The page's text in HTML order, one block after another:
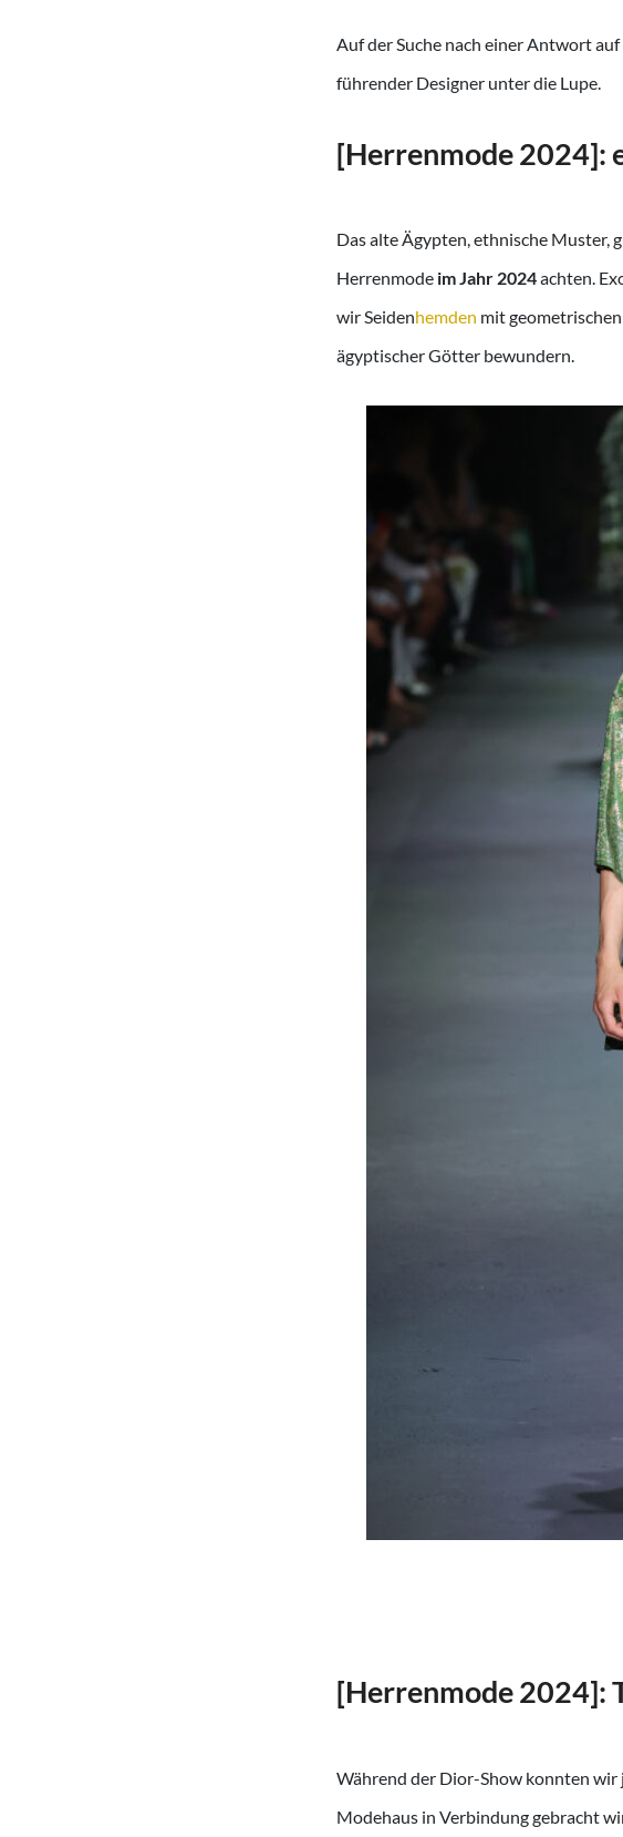
Auf der Suche nach einer Antwort
führender Designer unter die Lupe.
[Herrenmode 2024]:
Das alte Ägypten, ethnische Muster,
Herrenmode im Jahr 2024achten.
wir Seidenhemden mit
ägyptischer Götter bewundern.
[Herrenmode 2024]:
Während der Dior-Show konnten wir
Modehaus in Verbindung gebracht